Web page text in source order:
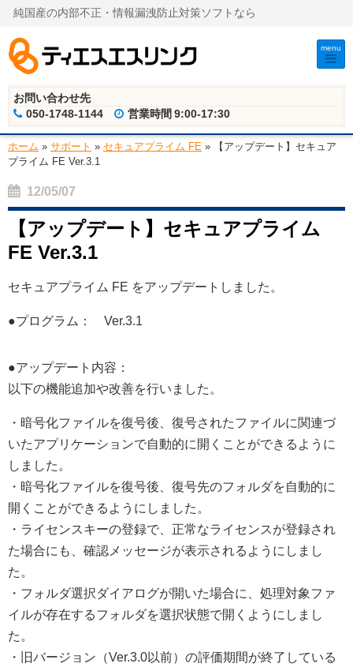
純国産の内部不正・情報漏洩防止対策ソフトなら
お問い合わせ先
050-1748-1144
営業時間 9:00-17:30
menu
ホーム » サポート » セキュアプライム FE »
【アップデート】セキュア
プライム FE Ver.3.1
12/05/07
【アップデート】セキュアプライム
FE Ver.3.1
セキュアプライム FE をアップデートしました。
●プログラム： Ver.3.1
●アップデート内容：
以下の機能追加や改善を行いました。
・暗号化ファイルを復号後、復号されたファイルに関連づ
いたアプリケーションで自動的に開くことができるように
しました。
・暗号化ファイルを復号後、復号先のフォルダを自動的に
開くことができるようにしました。
・ライセンスキーの登録で、正常なライセンスが登録され
た場合にも、確認メッセージが表示されるようにしまし
た。
・フォルダ選択ダイアログが開いた場合に、処理対象ファ
イルが存在するフォルダを選択状態で開くようにしまし
た。
・旧バージョン（Ver.3.0以前）の評価期間が終了している